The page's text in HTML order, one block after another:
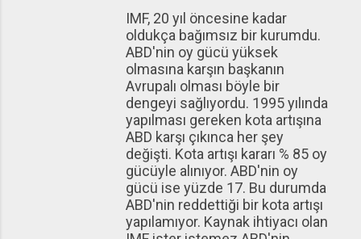
IMF, 20 yıl öncesine kadar
oldukça bağımsız bir kurumdu.
ABD'nin oy gücü yüksek
olmasına karşın başkanın
Avrupalı olması böyle bir
dengeyi sağlıyordu. 1995 yılında
yapılması gereken kota artışına
ABD karşı çıkınca her şey
değişti. Kota artışı kararı % 85 oy
gücüyle alınıyor. ABD'nin oy
gücü ise yüzde 17. Bu durumda
ABD'nin reddettiği bir kota artışı
yapılamıyor. Kaynak ihtiyacı olan